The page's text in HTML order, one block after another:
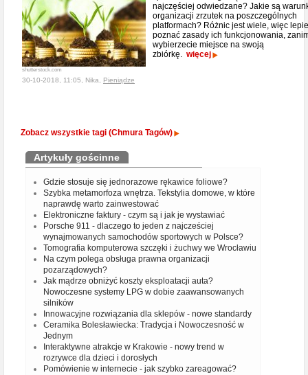
shutterstock.com
najczęściej odwiedzane? Jakie są
organizacji zrzutek na poszczególnych
platformach? Różnic jest wiele, więc
poznać zasady ich funkcjonowania,
wybierzecie miejsce na swoją
zbiórkę. więcej
30-10-2018, 11:05, Nika, Pieniądze
Zobacz wszystkie tagi (Chmura Tagów)
Artykuły gościnne
Gdzie stosuje się jednorazowe rękawice foliowe?
Szybka metamorfoza wnętrza. Tekstylia domowe, w które
naprawdę warto zainwestować
Elektroniczne faktury - czym są i jak je wystawiać
Porsche 911 - dlaczego to jeden z najcześciej
wynajmowanych samochodów sportowych w Polsce?
Tomografia komputerowa szczęki i żuchwy we Wrocławiu
Na czym polega obsługa prawna organizacji
pozarządowych?
Jak mądrze obniżyć koszty eksploatacji auta?
Nowoczesne systemy LPG w dobie zaawansowanych
silników
Innowacyjne rozwiązania dla sklepów - nowe standardy
Ceramika Bolesławiecka: Tradycja i Nowoczesność w
Jednym
Interaktywne atrakcje w Krakowie - nowy trend w
rozrywce dla dzieci i dorosłych
Pomówienie w internecie - jak szybko zareagować?